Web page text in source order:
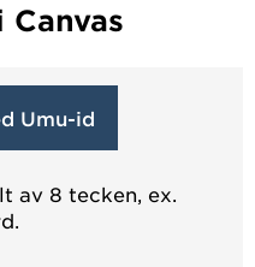
Umu-id
av 8 tecken, ex.